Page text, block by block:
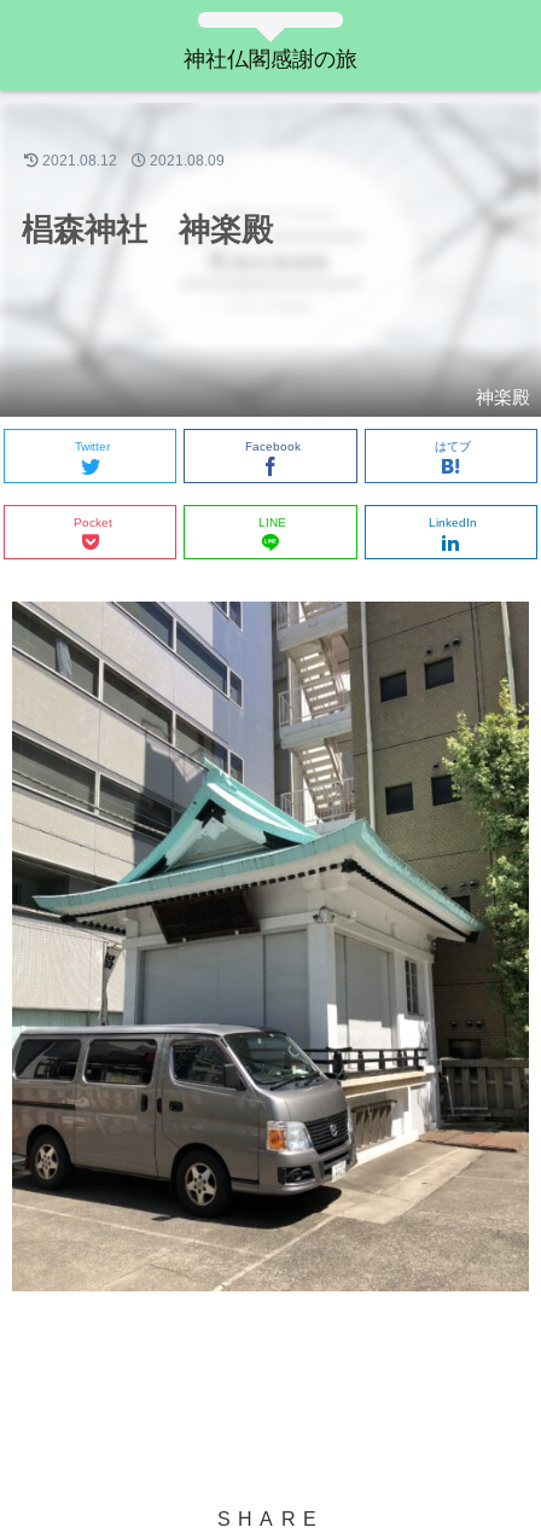
神社仏閣感謝の旅
椙森神社 神楽殿
神楽殿
Twitter Facebook はてブ
Pocket LINE LinkedIn
2021.08.12 2021.08.09